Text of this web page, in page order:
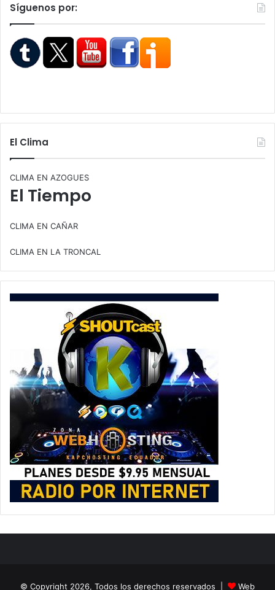
Síguenos por:
El Clima
CLIMA EN AZOGUES
El Tiempo
CLIMA EN CAÑAR
CLIMA EN LA TRONCAL
© Copyright 2026, Todos los derechos reservados | Web